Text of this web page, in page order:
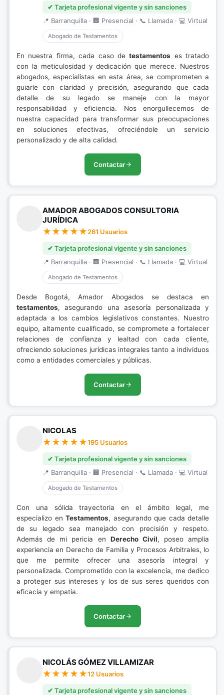
✔ Tarjeta profesional vigente y sin sanciones
📍 Barranquilla · 🏢 Presencial · 📞 Llamada · 💻 Virtual
Abogado de Testamentos
En nuestra firma, cada caso detestamentos es tratado
con la meticulosidad y dedicación que merece. Nuestros
abogados, especialistas en esta área, se comprometen a
guiarle con claridad y precisión, asegurando que cada
detalle de su legado se maneje con la mayor
responsabilidad y eficiencia. Nos enorgullecemos de
nuestra capacidad para transformar sus preocupaciones
en soluciones efectivas, ofreciéndole un servicio
personalizado y de alta calidad.
Contactar
AMADOR ABOGADOS CONSULTORIA
JURÍDICA
261 Usuarios
✔ Tarjeta profesional vigente y sin sanciones
📍 Barranquilla · 🏢 Presencial · 📞 Llamada · 💻 Virtual
Abogado de Testamentos
Desde Bogotá, Amador Abogados se destaca en
testamentos, asegurando una asesoría personalizada y
adaptada a los cambios legislativos constantes. Nuestro
equipo, altamente cualificado, se compromete a fortalecer
relaciones de confianza y lealtad con cada cliente,
ofreciendo soluciones jurídicas integrales tanto a individuos
como a entidades comerciales y públicas.
Contactar
NICOLAS
195 Usuarios
✔ Tarjeta profesional vigente y sin sanciones
📍 Barranquilla · 🏢 Presencial · 📞 Llamada · 💻 Virtual
Abogado de Testamentos
Con una sólida trayectoria en el ámbito legal, me
especializo en Testamentos, asegurando que cada detalle
de su legado sea manejado con precisión y respeto.
Además de mi pericia en Derecho Civil, poseo amplia
experiencia en Derecho de Familia y Procesos Arbitrales, lo
que me permite ofrecer una asesoría integral y
personalizada. Comprometido con la excelencia, me dedico
a proteger sus intereses y los de sus seres queridos con
eficacia y empatía.
Contactar
NICOLÁS GÓMEZ VILLAMIZAR
12 Usuarios
✔ Tarjeta profesional vigente y sin sanciones